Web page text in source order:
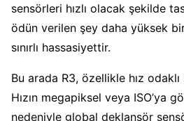
sensörleri hızlı olacak şekilde
ödün verilen şey daha yüksek
sınırlı hassasiyettir.
Bu arada R3, özellikle hız odaklı
Hızın megapiksel veya ISO’ya
nedeniyle global deklanşör